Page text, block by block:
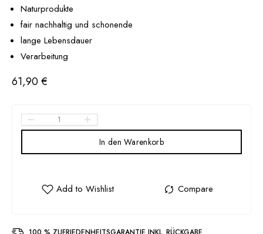
Naturprodukte
fair nachhaltig und schonende
lange Lebensdauer
Verarbeitung
61,90€
In den Warenkorb